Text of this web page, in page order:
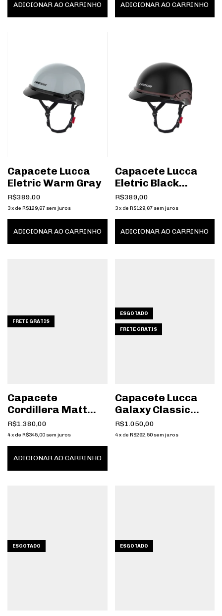
ADICIONAR AO CARRINHO ADICIONAR AO CARRINHO
Capacete Lucca
Eletric Warm Gray
R$389,00
3x de R$129,67 sem juros
ADICIONAR AO CARRINHO
Capacete Lucca
Eletric Black
Caramel
R$389,00
3 x de R$129,67 sem juros
ADICIONAR AO CARRINHO
FRETE GRÁTIS
Capacete
Cordillera Matt
Black
R$1.380,00
4x de R$345,00 sem juros
ADICIONAR AO CARRINHO
ESGOTADO
FRETE GRÁTIS
Capacete Lucca
Galaxy Classic
Glossy Pearl White
R$1.050,00
4 x de R$262,50 sem juros
ESGOTADO ESGOTADO